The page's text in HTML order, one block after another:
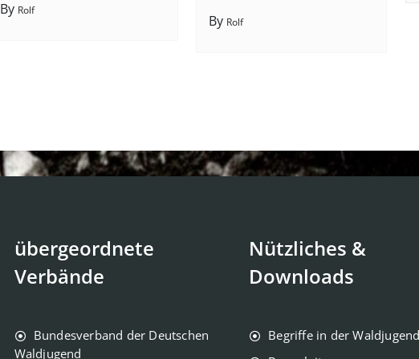
By Rolf
By Rolf
übergeordnete
Verbände
Bundesverband der Deutschen
Waldjugend
Nützliches &
Downloads
Begriffe in der